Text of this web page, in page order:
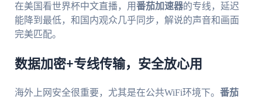
在美国看世界杯中文直播，用番茄加速器的专线，延迟
能降到最低，和国内观众几乎同步，解说的声音和画面
完美匹配。
数据加密+专线传输，安全放心用
海外上网安全很重要，尤其是在公共WiFi环境下。 番茄